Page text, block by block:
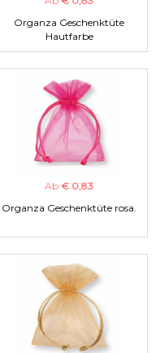
Organza Geschenktüte
Hautfarbe
Ab € 0,83
Organza Geschenktüte rosa.